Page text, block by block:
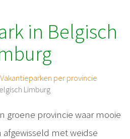
in Belgisch
Vakantieparken per provincie
Limburg
groene provincie waar mooie
met weidse